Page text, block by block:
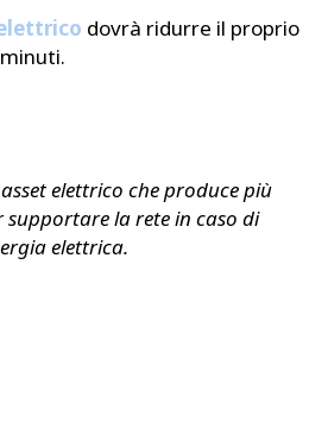
dovrà ridurre il proprio
elettrico che produce più
supportare la rete in caso di
elettrica.